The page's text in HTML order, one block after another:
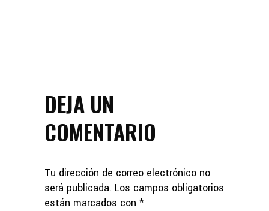
DEJA UN
COMENTARIO
Tu dirección de correo electrónico no
será publicada. Los campos obligatorios
están marcados con *